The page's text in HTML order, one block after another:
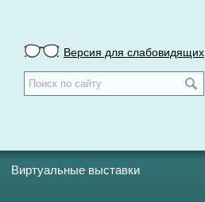
Версия для слабовидящих
Виртуальные выставки